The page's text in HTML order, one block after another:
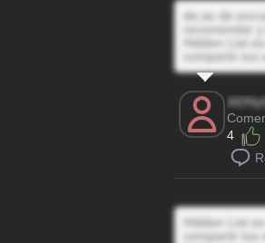
de;as de
recomendar
Hidden List
compartir
4
Hidden List
compartir